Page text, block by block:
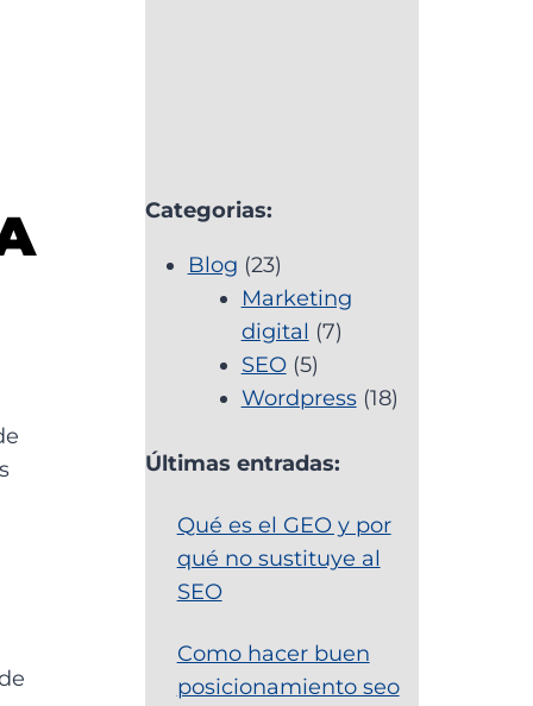
Categorias:
Blog (23)
Marketing
digital (7)
SEO(5)
Wordpress(18)
Últimas entradas:
Qué es el GEO y por
qué no sustituye al
SEO
Como hacer buen
posicionamiento seo